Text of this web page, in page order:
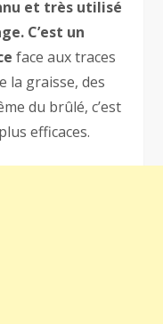
et très utilisé
C’est un
face aux traces
la graisse, des
du brûlé, c’est
efficaces.